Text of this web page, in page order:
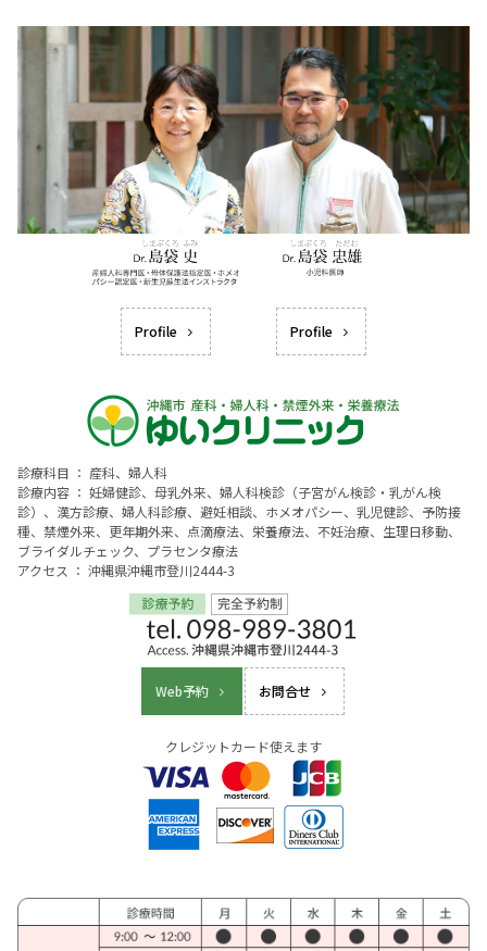
Profile Profile
診療科目 ： 産科、婦人科
診療内容 ： 妊婦健診、母乳外来、婦人科検診（子宮がん検診・乳がん検
診）、漢方診療、婦人科診療、避妊相談、ホメオパシー、乳児健診、予防接
種、禁煙外来、更年期外来、点滴療法、栄養療法、不妊治療、生理日移動、
ブライダルチェック、プラセンタ療法
アクセス ： 沖縄県沖縄市登川2444-3
Web予約 お問合せ
クレジットカード使えます